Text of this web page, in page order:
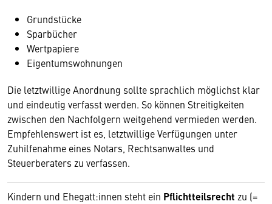
Grundstücke
Sparbücher
Wertpapiere
Eigentumswohnungen
Die letztwillige Anordnung sollte sprachlich möglichst klar
und eindeutig verfasst werden. So können Streitigkeiten
zwischen den Nachfolgern weitgehend vermieden werden.
Empfehlenswert ist es, letztwillige Verfügungen unter
Zuhilfenahme eines Notars, Rechtsanwaltes und
Steuerberaters zu verfassen.
Kindern und Ehegatt:innen steht ein Pflichtteilsrecht zu (=